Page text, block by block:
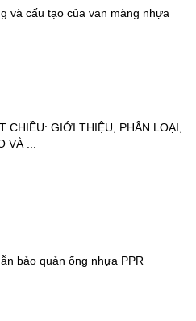
và cấu tạo của van màng nhựa
CHIỀU: GIỚI THIỆU, PHÂN LOẠI,
VÀ ...
bảo quản ống nhựa PPR